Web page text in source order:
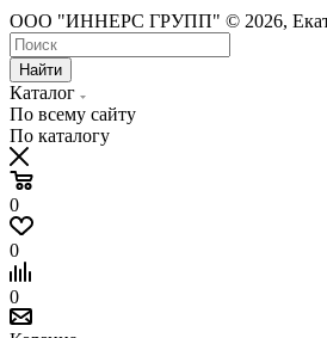
ООО "ИННЕРС ГРУПП" © 2026,
Найти
Каталог
По всему сайту
По каталогу
0
0
0